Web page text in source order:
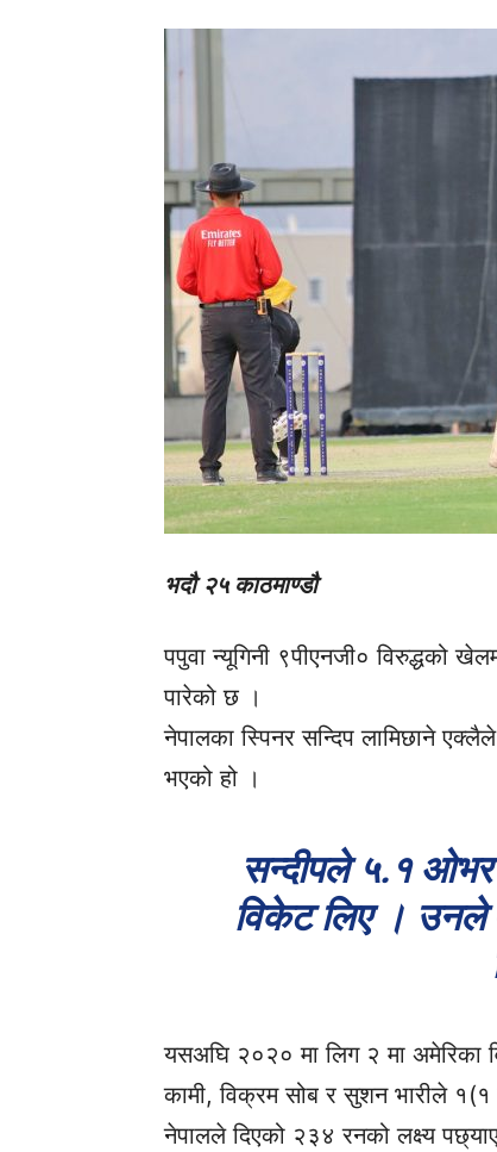
भदौ २५ काठमाण्डौ
पपुवा न्यूगिनी ९पीएनजी० विरुद्धको
पारेको छ ।
नेपालका स्पिनर सन्दिप लामिछाने
भएको हो ।
सन्दीपले ५.१ ओभर
विकेट लिए । उनले
यसअघि २०२० मा लिग २ मा अमेरिका
कामी, विक्रम सोब र सुशन भारीले
नेपालले दिएको २३४ रनको लक्ष्य